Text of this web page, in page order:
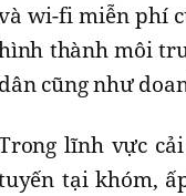
wi-fi miễn phí
thành môi
dân cũng như
lĩnh vực
tại khóm,